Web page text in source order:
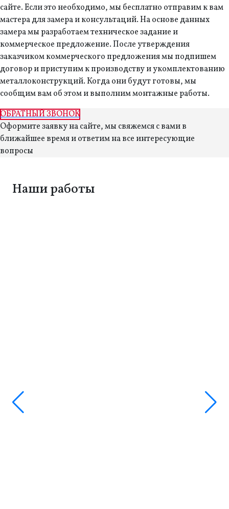
сайте. Если это необходимо, мы бесплатно отправим к вам
мастера для замера и консультаций. На основе данных
замера мы разработаем техническое задание и
коммерческое предложение. После утверждения
заказчиком коммерческого предложения мы подпишем
договор и приступим к производству и укомплектованию
металлоконструкций. Когда они будут готовы, мы
сообщим вам об этом и выполним монтажные работы.
ОБРАТНЫЙ ЗВОНОК
Оформите заявку на сайте, мы свяжемся с вами в
ближайшее время и ответим на все интересующие
вопросы
Наши работы